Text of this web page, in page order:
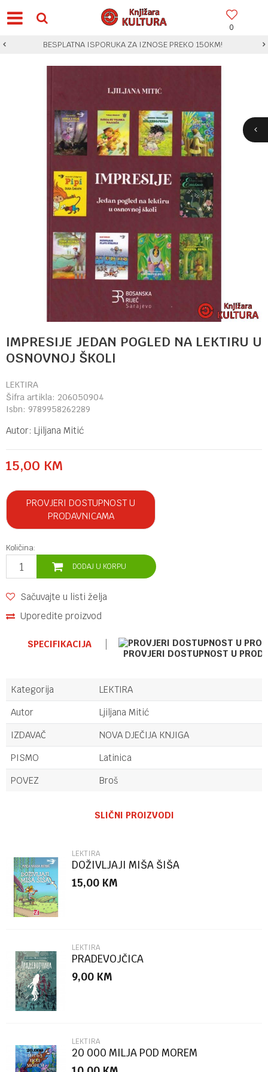
0
BESPLATNA ISPORUKA ZA IZNOSE PREKO 150KM!
IMPRESIJE JEDAN POGLED NA LEKTIRU U
OSNOVNOJ ŠKOLI
LEKTIRA
Šifra artikla: 206050904
Isbn: 9789958262289
Autor: Ljiljana Mitić
15,00 KM
PROVJERI DOSTUPNOST U
PRODAVNICAMA
Količina:
DODAJ U KORPU
Sačuvajte u listi želja
Uporedite proizvod
SPECIFIKACIJA
PROVJERI DOSTUPNOST U
Kategorija
LEKTIRA
Autor
Ljiljana Mitić
IZDAVAČ
NOVA DJEČIJA KNJIGA
PISMO
Latinica
POVEZ
Broš
Poruka
POŠALJI
SLIČNI PROIZVODI
LEKTIRA
DOŽIVLJAJI MIŠA ŠIŠA
15,00 KM
LEKTIRA
PRADEVOJČICA
9,00 KM
LEKTIRA
20 000 MILJA POD MOREM